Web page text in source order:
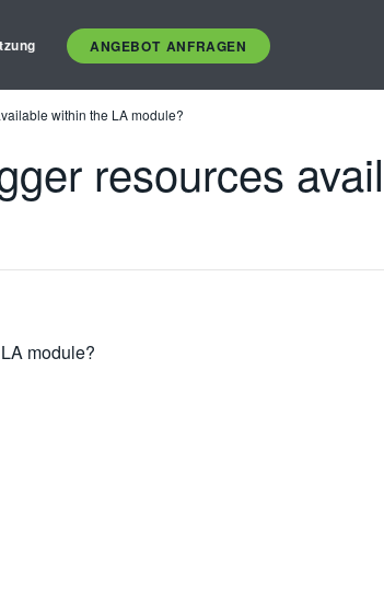
ANGEBOT ANFRAGEN
within the LA module?
resources
module?